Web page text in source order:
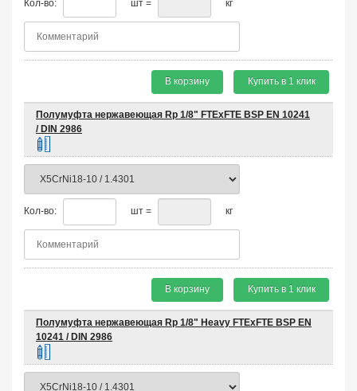
Кол-во: шт = кг
В корзину Купить в 1 клик
Полумуфта нержавеющая Rp 1/8" FTEхFTE BSP EN 10241
/ DIN 2986
Кол-во: шт = кг
В корзину Купить в 1 клик
Полумуфта нержавеющая Rp 1/8" Heavy FTEхFTE BSP EN
10241 / DIN 2986